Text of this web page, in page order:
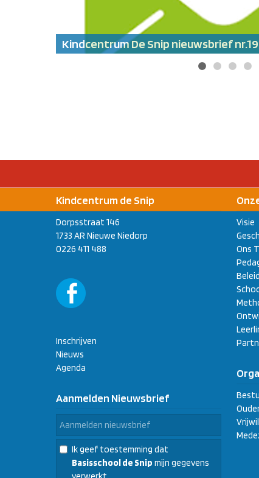
Kindcentrum De Snip nieuwsbrief nr.19
Kindcentrum de Snip
Dorpsstraat 146
1733 AR Nieuwe Niedorp
0226 411 488
Inschrijven
Nieuws
Agenda
Aanmelden Nieuwsbrief
Ik geef toestemming dat
Basisschool de Snip mijn gegevens
Visie
Ons